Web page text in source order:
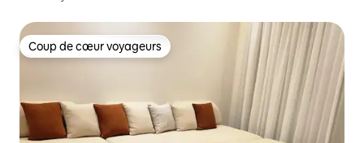
Coup de cœur voyageurs
Coup de cœur voyageurs